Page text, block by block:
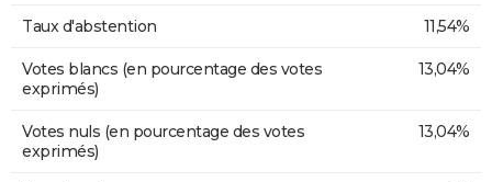
Taux d'abstention 11,54%
Votes blancs (en pourcentage des votes
exprimés)
13,04%
Votes nuls (en pourcentage des votes
exprimés)
13,04%